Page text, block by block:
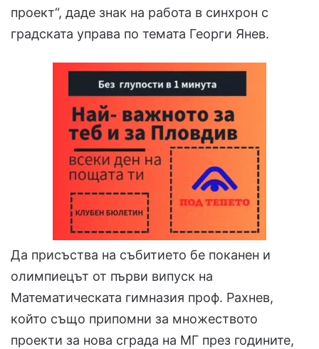
проект“, даде знак на работа в синхрон с
градската управа по темата Георги Янев.
Да присъства на събитието бе поканен и
олимпиецът от първи випуск на
Математическата гимназия проф. Рахнев,
който също припомни за множеството
проекти за нова сграда на МГ през годините,